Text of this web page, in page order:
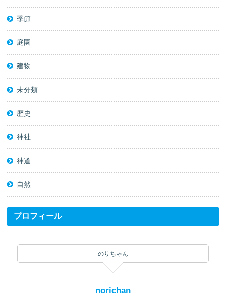
季節
庭園
建物
未分類
歴史
神社
神道
自然
プロフィール
のりちゃん
norichan